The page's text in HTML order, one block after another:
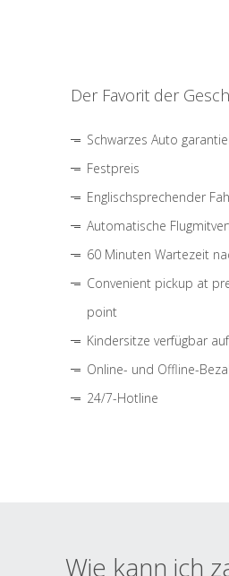
Der Favorit der
Schwarzes Auto
Festpreis
Englischsprechender
Automatische
60 Minuten Wartezeit
Convenient pickup at
point
Kindersitze verfügbar
Online- und Offline-
24/7-Hotline
Wie kann ich